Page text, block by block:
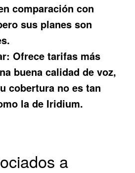
comparación con
sus planes son
Ofrece tarifas más
buena calidad de voz,
cobertura no es tan
la de Iridium.
a